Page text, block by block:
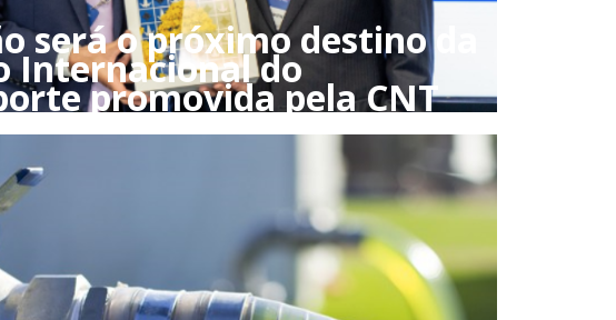
será o próximo destino da
Internacional do
promovida pela CNT